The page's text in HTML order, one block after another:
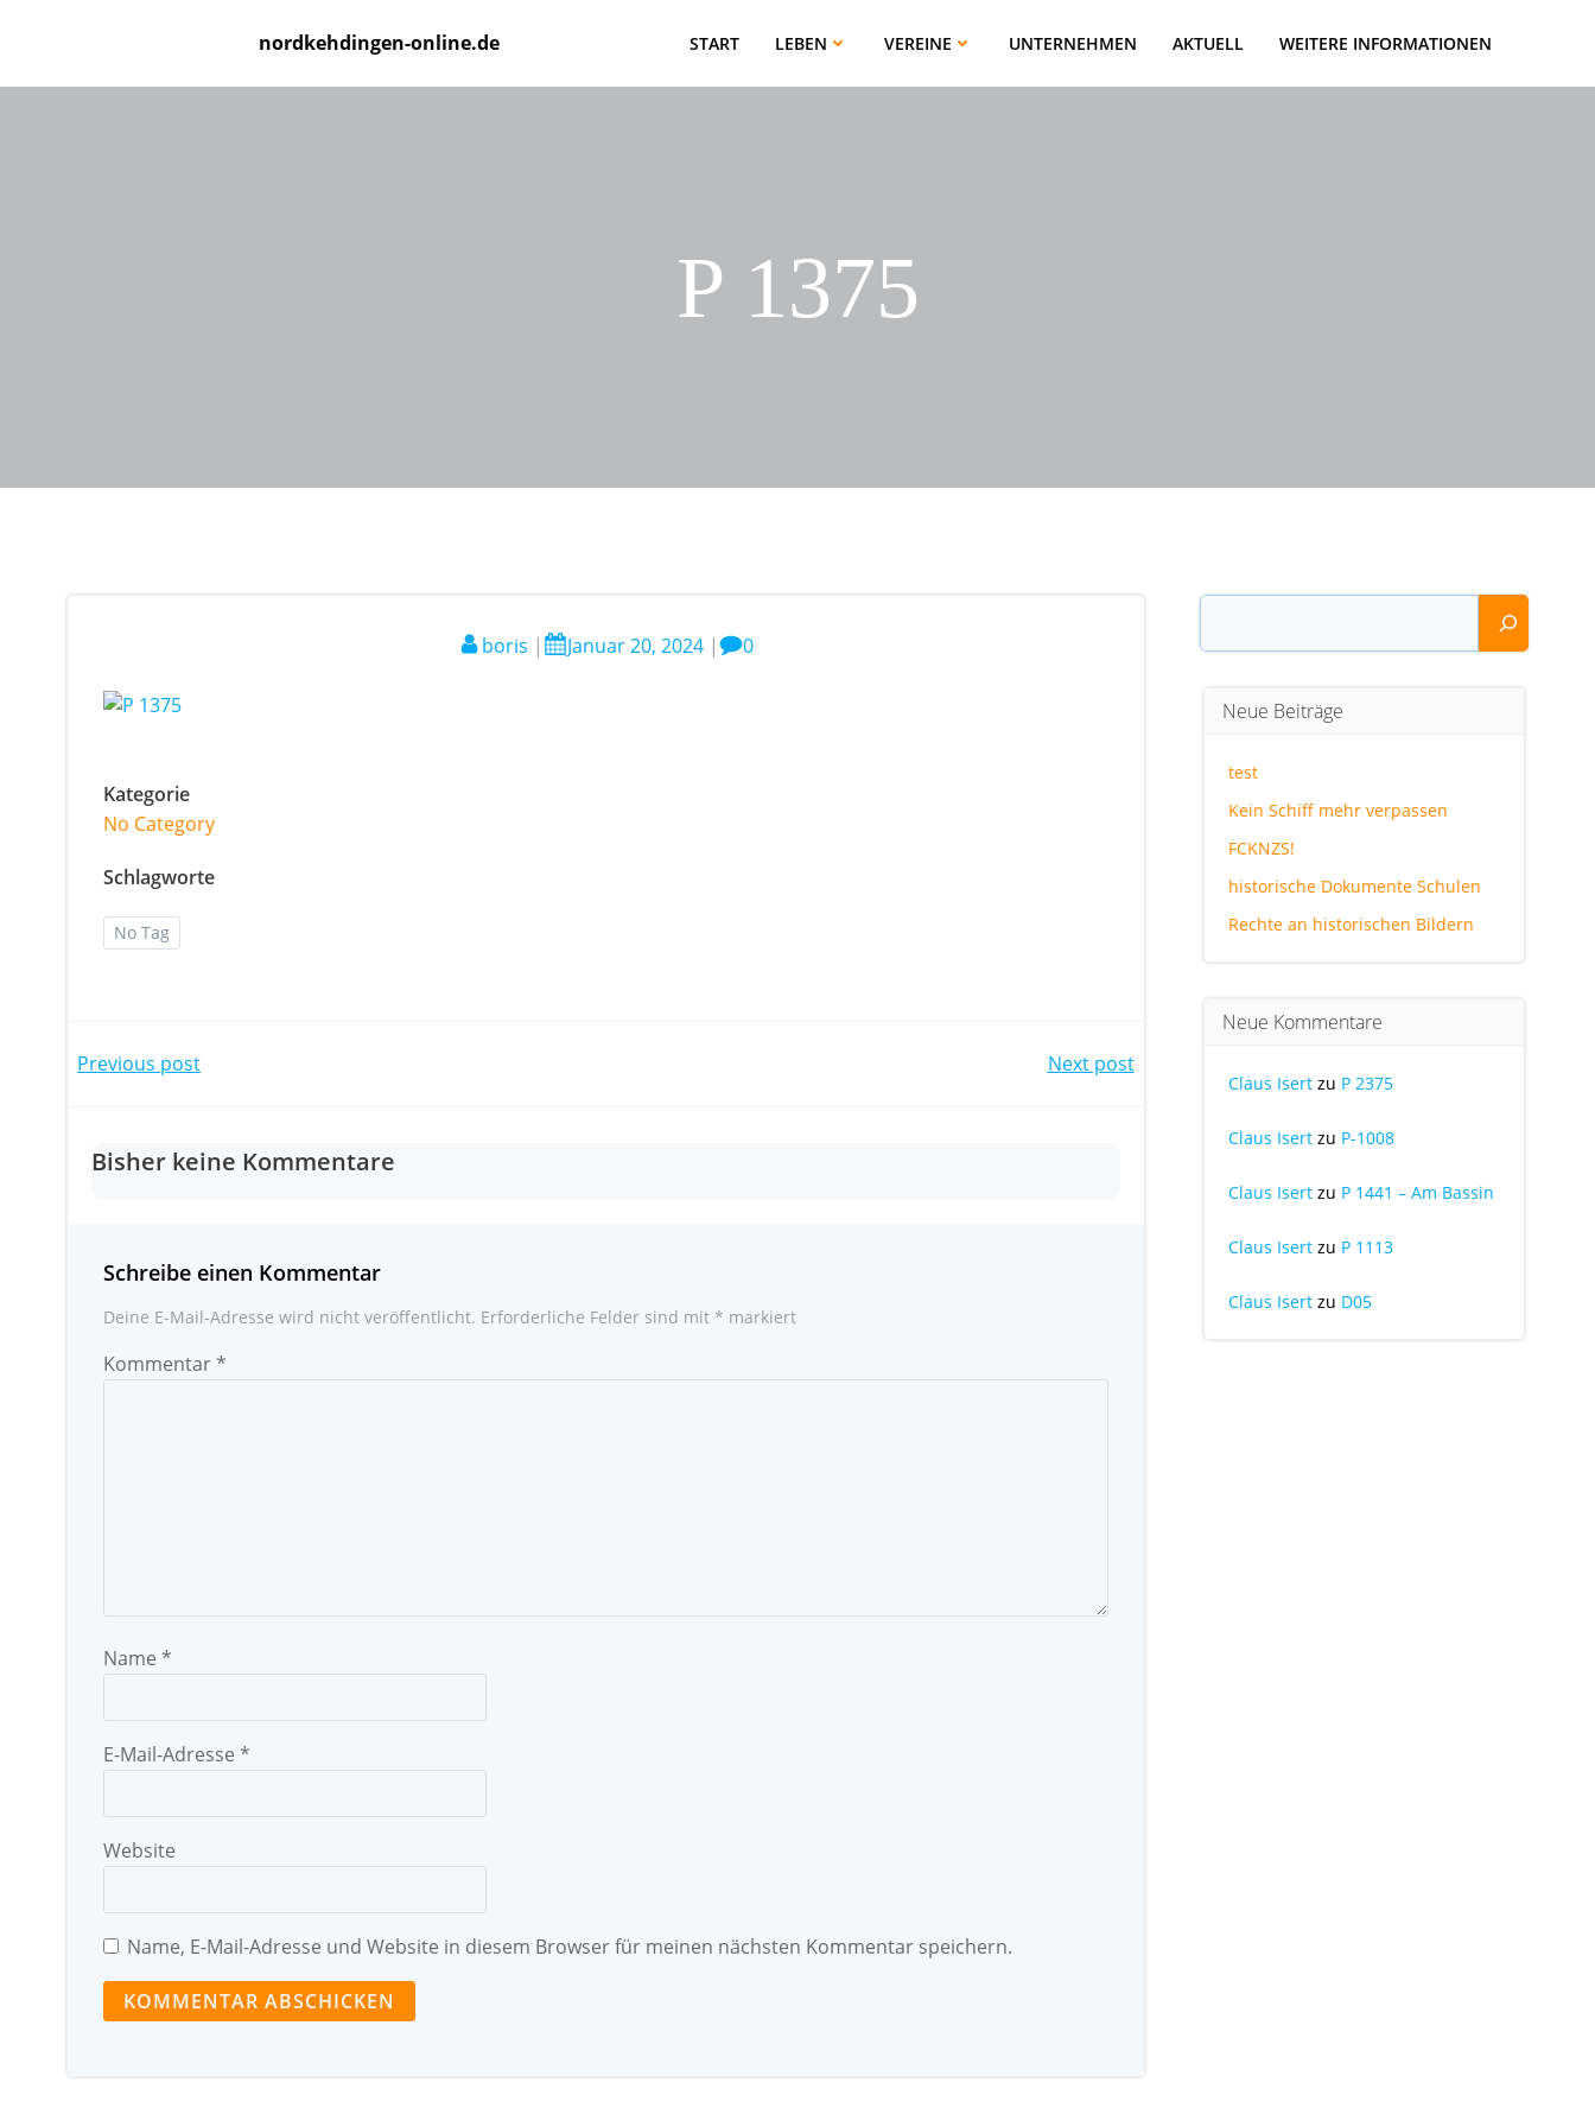
nordkehdingen-online.de START LEBEN VEREINE UNTERNEHMEN AKTUELL WEITERE INFORMATIONEN
P 1375
boris | Januar 20, 2024 | 0
Kategorie
No Category
Schlagworte
No Tag
Post
Previous post Next post
Bisher keine Kommentare
Schreibe einen Kommentar
Deine E-Mail-Adresse wird nicht veröffentlicht. Erforderliche Felder sind mit * markiert
Kommentar*
Name *
E-Mail-Adresse *
Website
Name, E-Mail-Adresse und Website in diesem Browser für meinen nächsten Kommentar speichern.
Suchen
Neue Beiträge
test
Kein Schiff mehr verpassen
FCKNZS!
historische Dokumente Schulen
Rechte an historischen Bildern
Neue Kommentare
Claus Isertzu P 2375
Claus Isertzu P-1008
Claus Isertzu P 1441 – Am Bassin
Claus Isertzu P 1113
Claus Isertzu D05